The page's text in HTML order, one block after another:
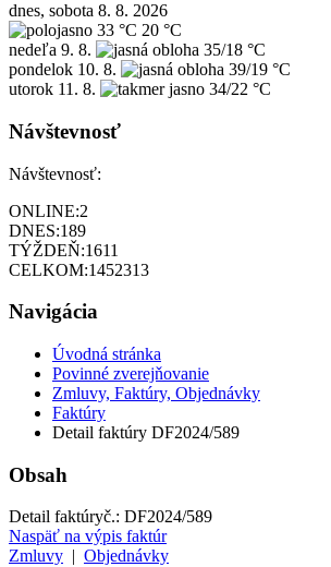
dnes, sobota 8. 8. 2026
33 °C 20 °C
nedeľa 9. 8.
35/18 °C
pondelok 10. 8.
39/19 °C
utorok 11. 8. 34/22 °C
Návštevnosť
Návštevnosť:
ONLINE:2
DNES:189
TÝŽDEŇ:1611
CELKOM:1452313
Navigácia
Úvodná stránka
Povinné zverejňovanie
Zmluvy, Faktúry, Objednávky
Faktúry
Detail faktúry DF2024/589
Obsah
Detail faktúryč.: DF2024/589
Naspäť na výpis faktúr
Zmluvy
Objednávky